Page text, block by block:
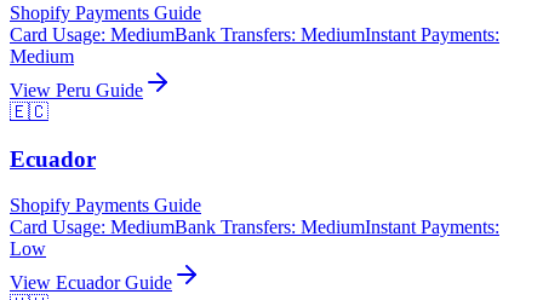
Shopify Payments Guide
Card Usage: MediumBank Transfers: MediumInstant Payments:
Medium
View Peru Guide
🇪🇨
Ecuador
Shopify Payments Guide
Card Usage: MediumBank Transfers: MediumInstant Payments:
Low
View EcuadorGuide